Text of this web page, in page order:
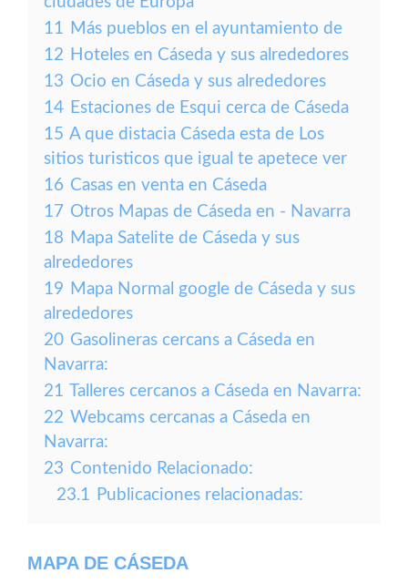
11 Más pueblos en el ayuntamiento de
12 Hoteles en Cáseda y sus alrededores
13 Ocio en Cáseda y sus alrededores
14 Estaciones de Esqui cerca de Cáseda
15 A que distacia Cáseda esta de Los
sitios turisticos que igual te apetece ver
16 Casas en venta en Cáseda
17 Otros Mapas de Cáseda en - Navarra
18 Mapa Satelite de Cáseda y sus
alrededores
19 Mapa Normal google de Cáseda y sus
alrededores
20 Gasolineras cercans a Cáseda en
Navarra:
21 Talleres cercanos a Cáseda en Navarra:
22 Webcams cercanas a Cáseda en
Navarra:
23 Contenido Relacionado:
23.1 Publicaciones relacionadas:
MAPA DE CÁSEDA